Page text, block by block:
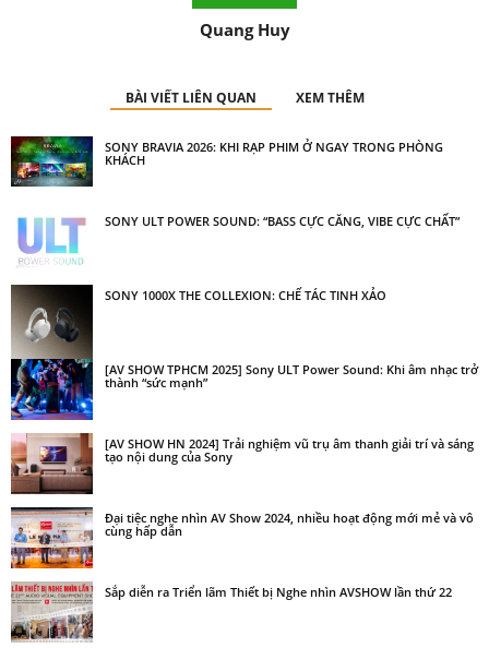
Quang Huy
BÀI VIẾT LIÊN QUAN XEM THÊM
SONY BRAVIA 2026: KHI RẠP PHIM Ở NGAY TRONG PHÒNG
KHÁCH
SONY ULT POWER SOUND: “BASS CỰC CĂNG, VIBE CỰC CHẤT”
SONY 1000X THE COLLEXION: CHẾ TÁC TINH XẢO
[AV SHOW TPHCM 2025] Sony ULT Power Sound: Khi âm nhạc trở
thành “sức mạnh”
[AV SHOW HN 2024] Trải nghiệm vũ trụ âm thanh giải trí và sáng
tạo nội dung của Sony
Đại tiệc nghe nhìn AV Show 2024, nhiều hoạt động mới mẻ và vô
cùng hấp dẫn
Sắp diễn ra Triển lãm Thiết bị Nghe nhìn AVSHOW lần thứ 22